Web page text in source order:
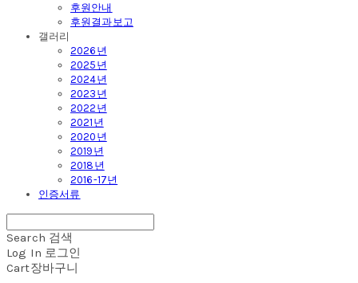
후원안내
후원결과보고
갤러리
2026년
2025년
2024년
2023년
2022년
2021년
2020년
2019년
2018년
2016-17년
인증서류
Search 검색
Log In 로그인
Cart장바구니